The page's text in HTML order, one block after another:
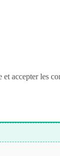
accepter les